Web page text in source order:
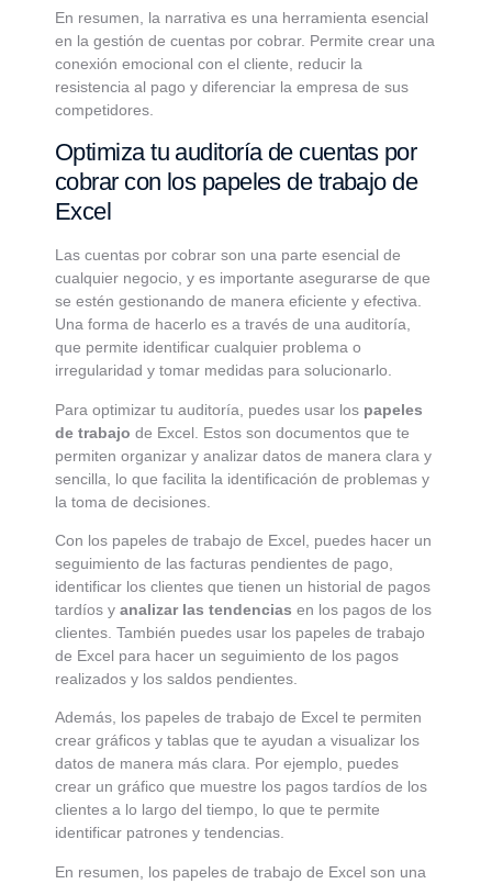
En resumen, la narrativa es una herramienta esencial
en la gestión de cuentas por cobrar. Permite crear una
conexión emocional con el cliente, reducir la
resistencia al pago y diferenciar la empresa de sus
competidores.
Optimiza tu auditoría de cuentas por
cobrar con los papeles de trabajo de
Excel
Las cuentas por cobrar son una parte esencial de
cualquier negocio, y es importante asegurarse de que
se estén gestionando de manera eficiente y efectiva.
Una forma de hacerlo es a través de una auditoría,
que permite identificar cualquier problema o
irregularidad y tomar medidas para solucionarlo.
Para optimizar tu auditoría, puedes usar los papeles
de trabajo de Excel. Estos son documentos que te
permiten organizar y analizar datos de manera clara y
sencilla, lo que facilita la identificación de problemas y
la toma de decisiones.
Con los papeles de trabajo de Excel, puedes hacer un
seguimiento de las facturas pendientes de pago,
identificar los clientes que tienen un historial de pagos
tardíos y analizar las tendencias en los pagos de los
clientes. También puedes usar los papeles de trabajo
de Excel para hacer un seguimiento de los pagos
realizados y los saldos pendientes.
Además, los papeles de trabajo de Excel te permiten
crear gráficos y tablas que te ayudan a visualizar los
datos de manera más clara. Por ejemplo, puedes
crear un gráfico que muestre los pagos tardíos de los
clientes a lo largo del tiempo, lo que te permite
identificar patrones y tendencias.
En resumen, los papeles de trabajo de Excel son una